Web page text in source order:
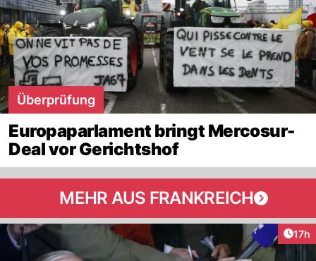
Überprüfung
Europaparlament bringt Mercosur-
Deal vor Gerichtshof
MEHR AUS FRANKREICH
17h